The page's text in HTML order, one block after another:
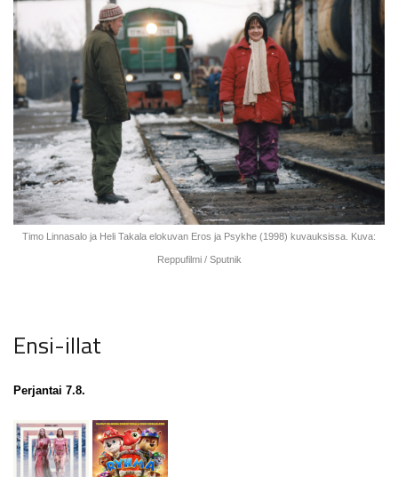
Timo Linnasalo ja Heli Takala elokuvan Eros ja Psykhe (1998) kuvauksissa. Kuva:
Reppufilmi / Sputnik
Ensi-illat
Perjantai 7.8.